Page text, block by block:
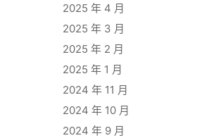
2025 年 4 月
2025 年 3 月
2025 年 2 月
2025 年 1 月
2024 年 11 月
2024 年 10 月
2024 年 9 月